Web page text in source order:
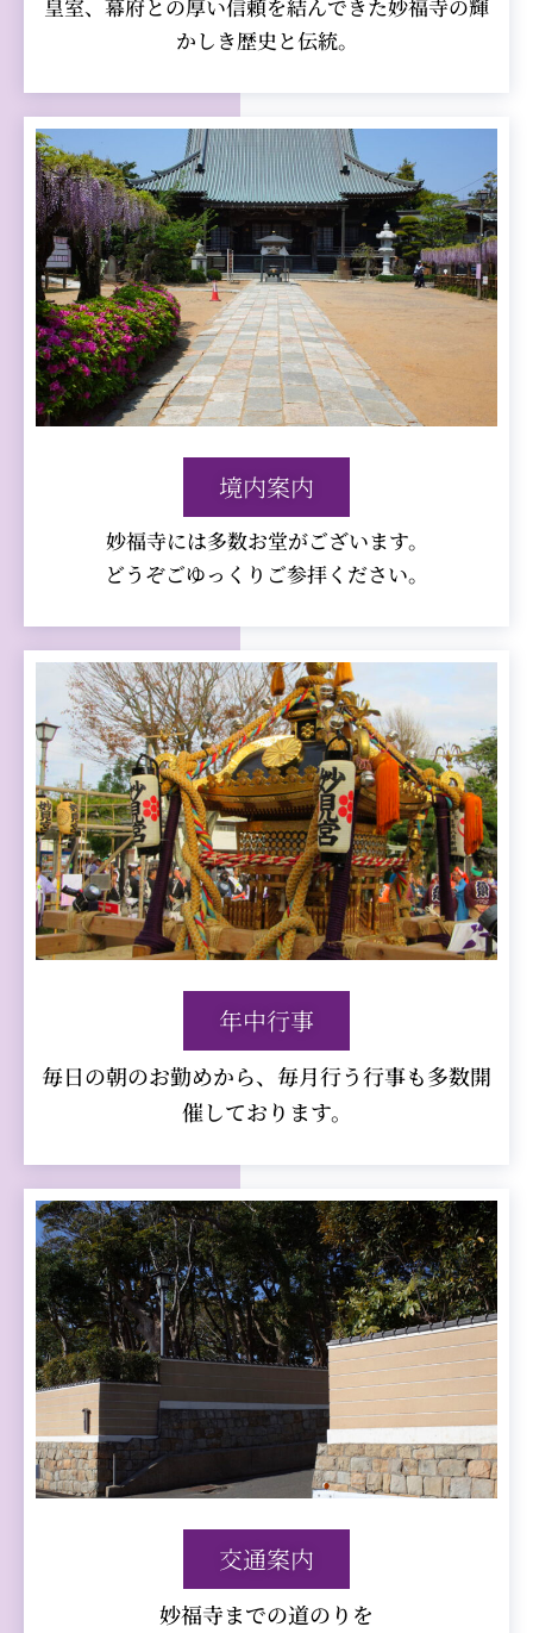
皇室、幕府との厚い信頼を結んできた妙福寺の輝
かしき歴史と伝統。
境内案内
妙福寺には多数お堂がございます。
どうぞごゆっくりご参拝ください。
年中行事
毎日の朝のお勤めから、毎月行う行事も多数開
催しております。
交通案内
妙福寺までの道のりを